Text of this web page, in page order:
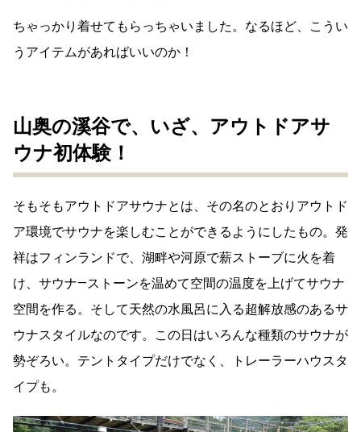
ちゃっかり着せてもらっちゃいました。なるほど、こうい
うアイテムがあればいいのか！
山奥の溪谷で、いざ、アウトドアサ
ウナ初体験！
そもそもアウトドアサウナとは、その名のとおりアウトド
ア環境でサウナを楽しむことができるようにしたもの。発
祥はフィンランドで、湖畔や河原で薪ストーブに火を着
け、サウナ―ストーンを温めて空間の温度を上げてサウナ
空間を作る。そして天然の水風呂に入る超解放感のあるサ
ウナスタイルなのです。この日はいろんな種類のサウナが
勢ぞろい。テントタイプだけでなく、トレーラーハウスタ
イプも。